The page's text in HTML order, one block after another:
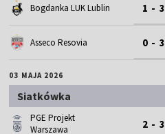
Bogdanka LUK Lublin 1 - 3
Asseco Resovia 0 - 3
03 MAJA 2026
Siatkówka
PGE Projekt
Warszawa
2 - 3